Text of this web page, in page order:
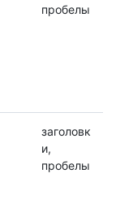
пробелы
заголовк
и,
пробелы